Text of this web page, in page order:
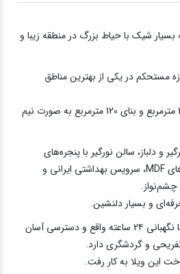
شیک با حیاط بزرگ در منطقه زیبا و
مستحکم در یکی از بهترین مناطق
ویلا در زمینی به مساحت 240 مترمربع و بنای 120 مترمربع به صورت نیم
و دلباز، سالن نورگیر با پنجره‌های
دوجداره، آشپزخانه با کابینت‌های MDF، سرویس بهداشتی ایرانی و
و بسیار دلنشین.
این ویلا در منطقه‌ای شهرکی با نگهبانی ۲۴ ساعته واقع و دسترسی آسان
و گردشگری دارد.
این ویلا به کار رفت.